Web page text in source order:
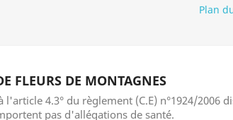
Plan
FLEURS DE MONTAGNES
4.3° du règlement (C.E) n°1924/2006
pas d'allégations de santé.